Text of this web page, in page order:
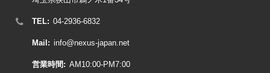
TEL: 04-2936-6832
Mail: info@nexus-japan.net
営業時間: AM10:00-PM7:00